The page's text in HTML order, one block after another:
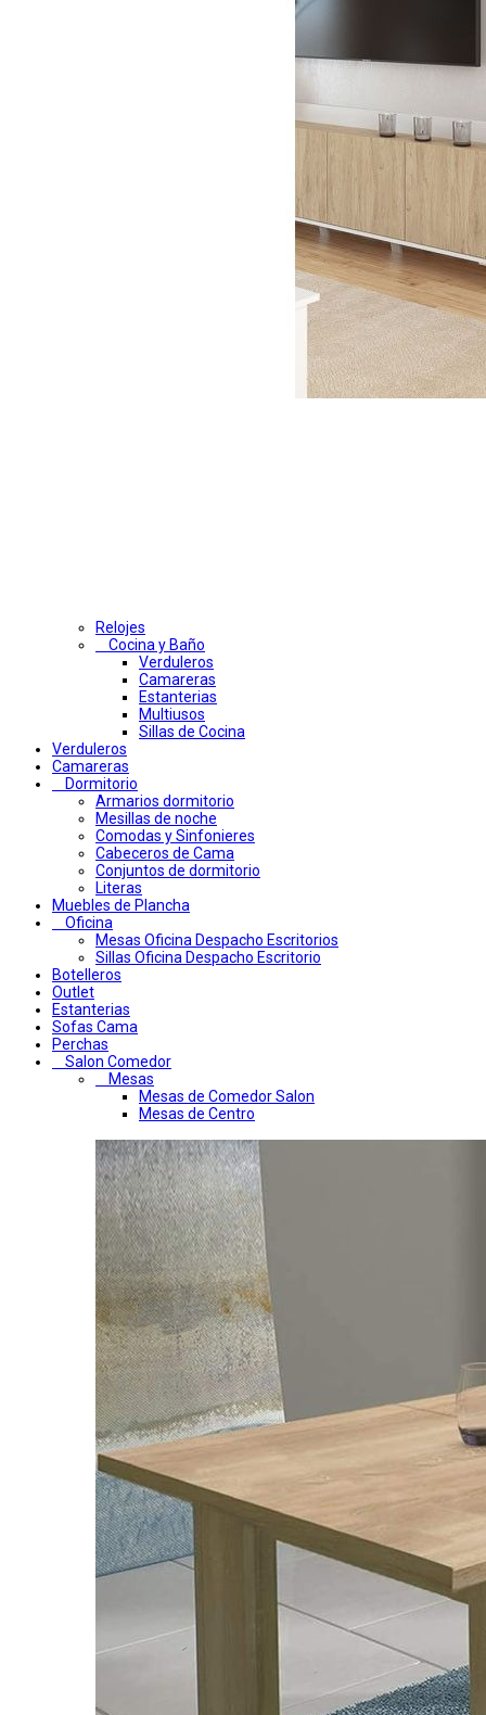
Relojes
Cocina y Baño
Verduleros
Camareras
Estanterias
Multiusos
Sillas de Cocina
Verduleros
Camareras
Dormitorio
Armarios dormitorio
Mesillas de noche
Comodas y Sinfonieres
Cabeceros de Cama
Conjuntos de dormitorio
Literas
Muebles de Plancha
Oficina
Mesas Oficina Despacho Escritorios
Sillas Oficina Despacho Escritorio
Botelleros
Outlet
Estanterias
Sofas Cama
Perchas
Salon Comedor
Mesas
Mesas de Comedor Salon
Mesas de Centro